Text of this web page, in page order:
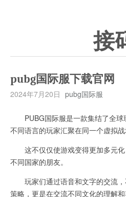
接
pubg国际服下载官网
2024年7月20日 pubg国际服
PUBG国际服是一款集结了全球
不同语言的玩家汇聚在同一个虚拟战
这不仅仅使游戏变得更加多元化
不同国家的朋友。
玩家们通过语音和文字的交流，
策略，更是在交流不同文化的理解和